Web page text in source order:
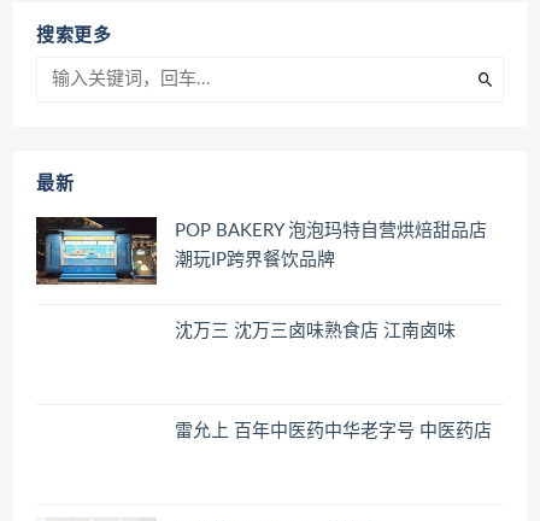
搜索更多
最新
POP BAKERY 泡泡玛特自营烘焙甜品店
潮玩IP跨界餐饮品牌
沈万三 沈万三卤味熟食店 江南卤味
雷允上 百年中医药中华老字号 中医药店